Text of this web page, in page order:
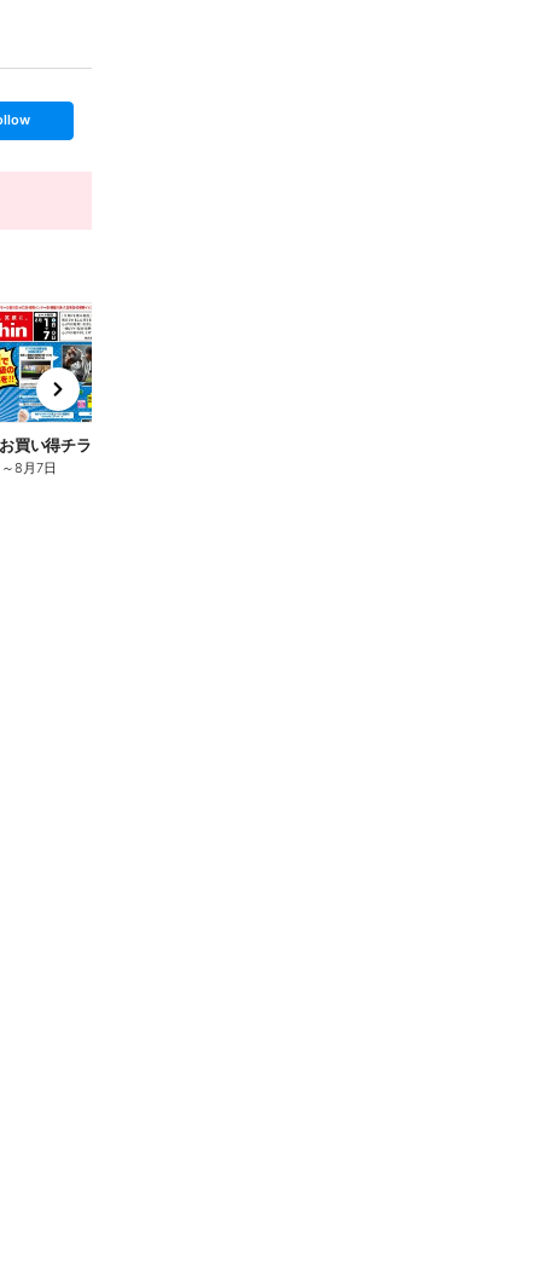
買い得チラシ!
～8月7日
n
e
x
t